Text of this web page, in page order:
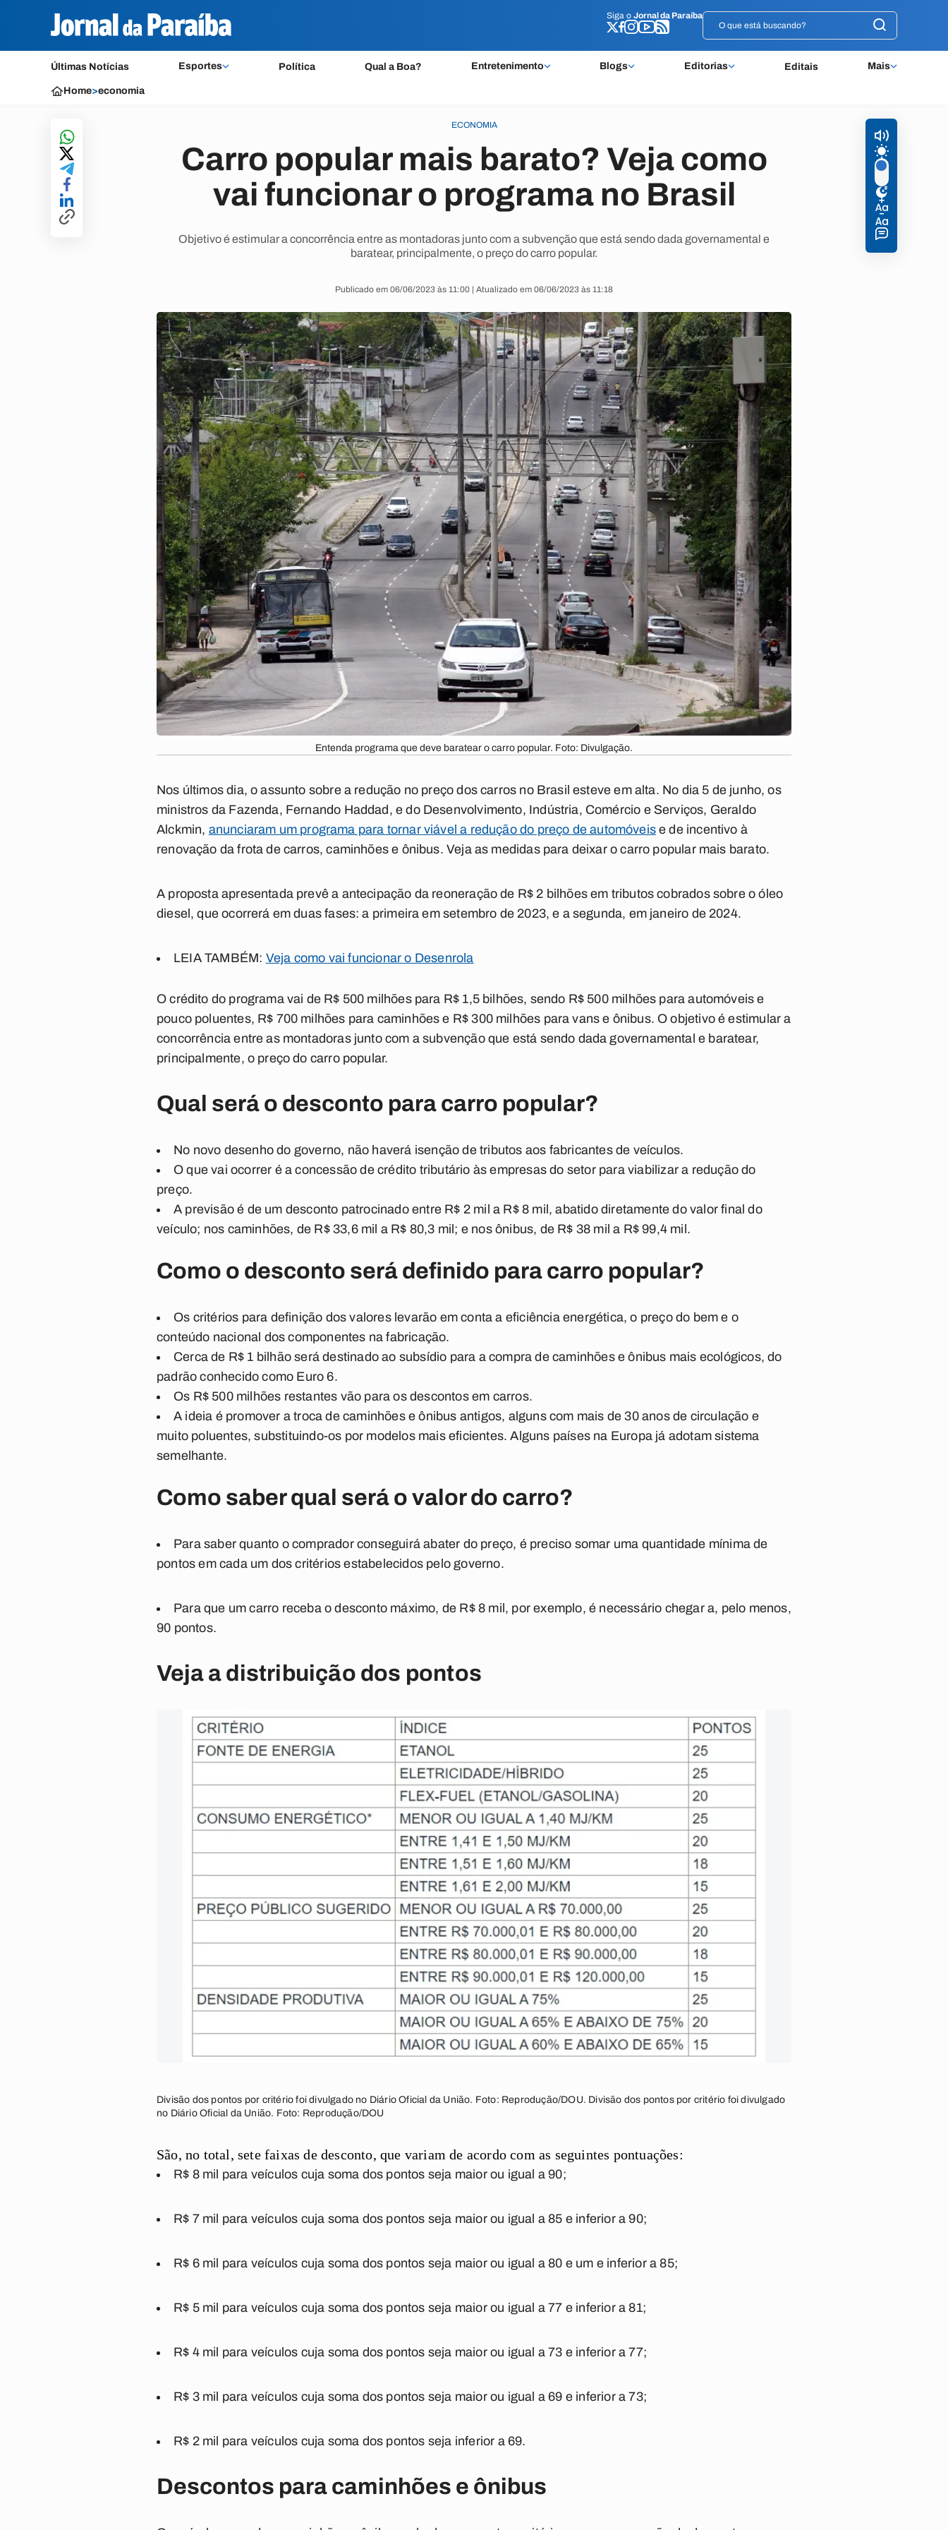
Siga o Jornal da Paraíba
Últimas Notícias Esportes Política Qual a Boa? Entretenimento Blogs Editorias Editais Mais
Siga o Jornal da Paraíba
Home>economia
ECONOMIA
Carro popular mais barato? Veja como
vai funcionar o programa no Brasil
Objetivo é estimular a concorrência entre as montadoras junto com a subvenção que está sendo dada governamental e
baratear, principalmente, o preço do carro popular.
Publicado em 06/06/2023 às 11:00 | Atualizado em 06/06/2023 às 11:18
Entenda programa que deve baratear o carro popular. Foto: Divulgação.
Nos últimos dia, o assunto sobre a redução no preço dos carros no Brasil esteve em alta. No dia 5 de junho, os
ministros da Fazenda, Fernando Haddad, e do Desenvolvimento, Indústria, Comércio e Serviços, Geraldo
Alckmin, anunciaram um programa para tornar viável a redução do preço de automóveise de incentivo à
renovação da frota de carros, caminhões e ônibus. Veja as medidas para deixar o carro popular mais barato.
A proposta apresentada prevê a antecipação da reoneração de R$ 2 bilhões em tributos cobrados sobre o óleo
diesel, que ocorrerá em duas fases: a primeira em setembro de 2023, e a segunda, em janeiro de 2024.
LEIA TAMBÉM: Veja como vai funcionar o Desenrola
O crédito do programa vai de R$ 500 milhões para R$ 1,5 bilhões, sendo R$ 500 milhões para automóveis e
pouco poluentes, R$ 700 milhões para caminhões e R$ 300 milhões para vans e ônibus. O objetivo é estimular a
concorrência entre as montadoras junto com a subvenção que está sendo dada governamental e baratear,
principalmente, o preço do carro popular.
Qual será o desconto para carro popular?
No novo desenho do governo, não haverá isenção de tributos aos fabricantes de veículos.
O que vai ocorrer é a concessão de crédito tributário às empresas do setor para viabilizar a redução do
preço.
A previsão é de um desconto patrocinado entre R$ 2 mil a R$ 8 mil, abatido diretamente do valor final do
veículo; nos caminhões, de R$ 33,6 mil a R$ 80,3 mil; e nos ônibus, de R$ 38 mil a R$ 99,4 mil.
Como o desconto será definido para carro popular?
Os critérios para definição dos valores levarão em conta a eficiência energética, o preço do bem e o
conteúdo nacional dos componentes na fabricação.
Cerca de R$ 1 bilhão será destinado ao subsídio para a compra de caminhões e ônibus mais ecológicos, do
padrão conhecido como Euro 6.
Os R$ 500 milhões restantes vão para os descontos em carros.
A ideia é promover a troca de caminhões e ônibus antigos, alguns com mais de 30 anos de circulação e
muito poluentes, substituindo-os por modelos mais eficientes. Alguns países na Europa já adotam sistema
semelhante.
Como saber qual será o valor do carro?
Para saber quanto o comprador conseguirá abater do preço, é preciso somar uma quantidade mínima de
pontos em cada um dos critérios estabelecidos pelo governo.
Para que um carro receba o desconto máximo, de R$ 8 mil, por exemplo, é necessário chegar a, pelo menos,
90 pontos.
Veja a distribuição dos pontos
Divisão dos pontos por critério foi divulgado no Diário Oficial da União. Foto: Reprodução/DOU. Divisão dos pontos por critério foi divulgado
no Diário Oficial da União. Foto: Reprodução/DOU
São, no total, sete faixas de desconto, que variam de acordo com as seguintes pontuações:
R$ 8 mil para veículos cuja soma dos pontos seja maior ou igual a 90;
R$ 7 mil para veículos cuja soma dos pontos seja maior ou igual a 85 e inferior a 90;
R$ 6 mil para veículos cuja soma dos pontos seja maior ou igual a 80 e um e inferior a 85;
R$ 5 mil para veículos cuja soma dos pontos seja maior ou igual a 77 e inferior a 81;
R$ 4 mil para veículos cuja soma dos pontos seja maior ou igual a 73 e inferior a 77;
R$ 3 mil para veículos cuja soma dos pontos seja maior ou igual a 69 e inferior a 73;
R$ 2 mil para veículos cuja soma dos pontos seja inferior a 69.
Descontos para caminhões e ônibus